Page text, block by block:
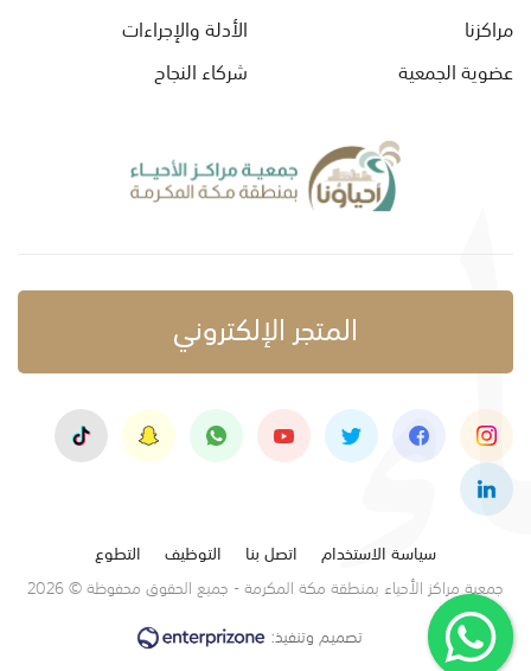
مراكزنا
عضوية الجمعية
الأدلة والإجراءات
شركاء النجاح
المتجر الإلكتروني
سياسة الاستخدام اتصل بنا التوظيف
التطوع
جمعية مراكز الأحياء بمنطقة مكة المكرمة - جميع الحقوق محفوظة © 2026
تصميم وتنفيذ: